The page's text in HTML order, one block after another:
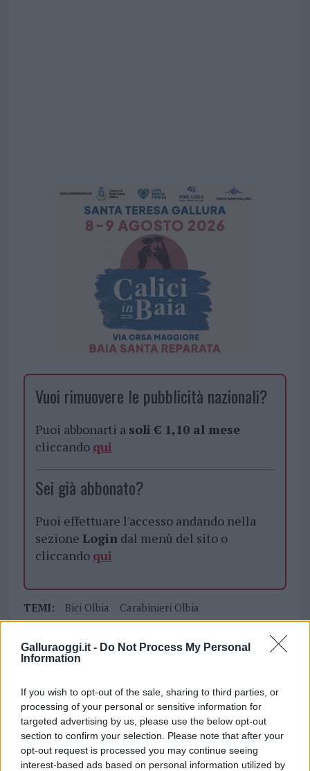
Galluraoggi.it - Do Not Process My Personal
Information
If you wish to opt-out of the sale, sharing to third parties, or
processing of your personal or sensitive information for
targeted advertising by us, please use the below opt-out
section to confirm your selection. Please note that after your
opt-out request is processed you may continue seeing
interest-based ads based on personal information utilized by
Vuoi rimuovere le pubblicità nazionali?
Puoi abbonarti a soli € 1,10 al mese
cliccando qui
Sei già abbonato?
Puoi effettuare l'accesso andando nella
sezione Logindal menù del sito o
cliccando qui
TEMI: Bici Olbia
Carabinieri Olbia
Minorenni Olbia
Rapina Olbia
Su WhatsApp al numero +39
345 356 7512